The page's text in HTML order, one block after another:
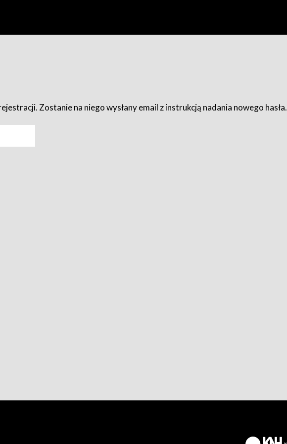
Zostanie na niego wysłany email z instrukcją nadania nowego hasła.